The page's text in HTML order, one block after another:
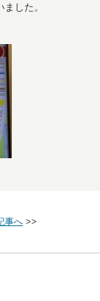
した。
事へ >>